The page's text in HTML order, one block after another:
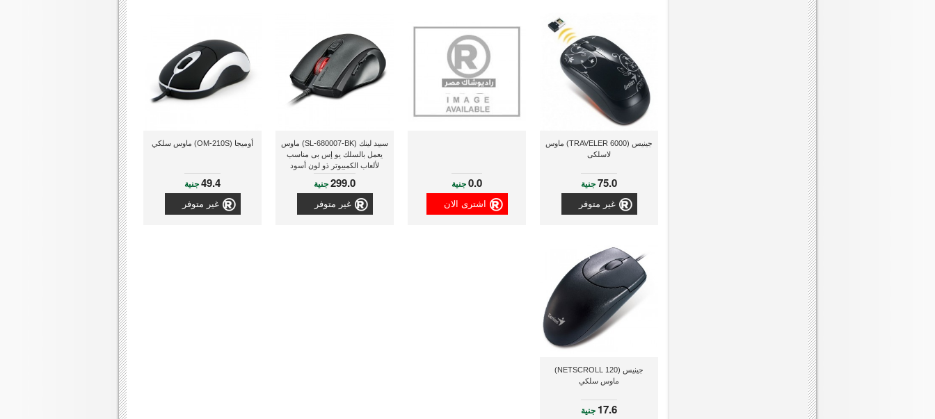
جينيس (TRAVELER 6000) ماوس
لاسلكى
75.0جنية
غير متوفر
0.0جنية
اشترى الان
سبيد لينك (SL-680007-BK) ماوس
يعمل بالسلك يو إس بى مناسب
لألعاب الكمبيوتر ذو لون أسود
299.0جنية
غير متوفر
أوميجا (OM-210S) ماوس سلكي
49.4جنية
غير متوفر
جينيس (NETSCROLL 120)
ماوس سلكي
17.6 جنية